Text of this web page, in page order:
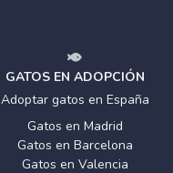
GATOS EN ADOPCIÓN
Adoptar gatos en España
Gatos en Madrid
Gatos en Barcelona
Gatos en Valencia